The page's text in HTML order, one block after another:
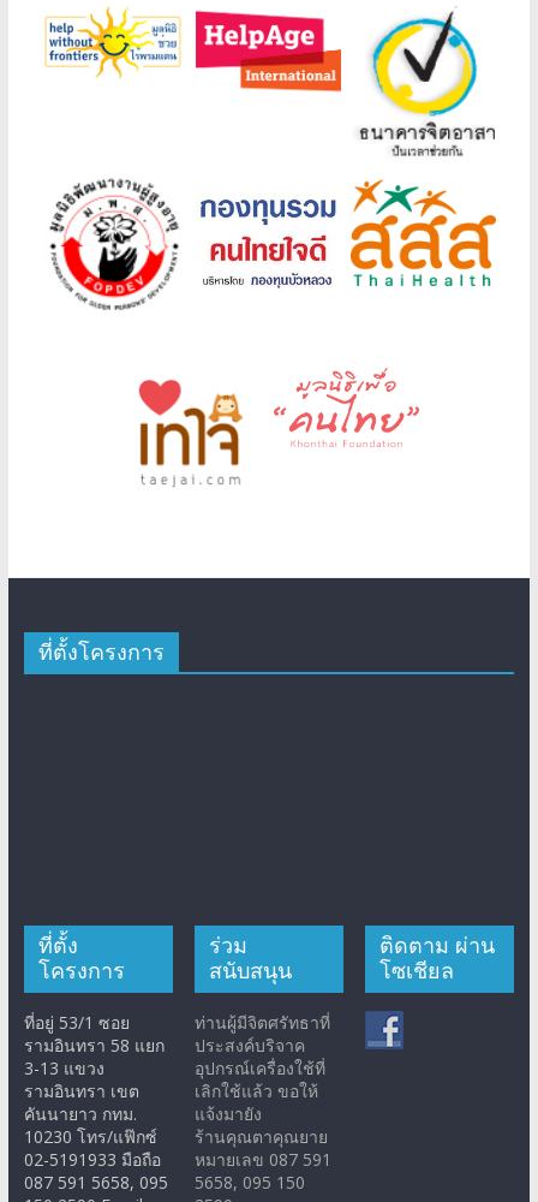
ที่ตั้งโครงการ
ที่ตั้ง
โครงการ
ที่อยู่ 53/1 ซอย
รามอินทรา 58 แยก
3-13 แขวง
รามอินทรา เขต
คันนายาว กทม.
10230 โทร/แฟ๊กซ์
02-5191933 มือถือ
087 591 5658, 095
ร่วม
สนับสนุน
ท่านผู้มีจิตศรัทธาที่
ประสงค์บริจาค
อุปกรณ์เครื่องใช้ที่
เลิกใช้แล้ว ขอให้
แจ้งมายัง
ร้านคุณตาคุณยาย
หมายเลข 087 591
5658, 095 150
ติดตาม ผ่าน
โซเชียล